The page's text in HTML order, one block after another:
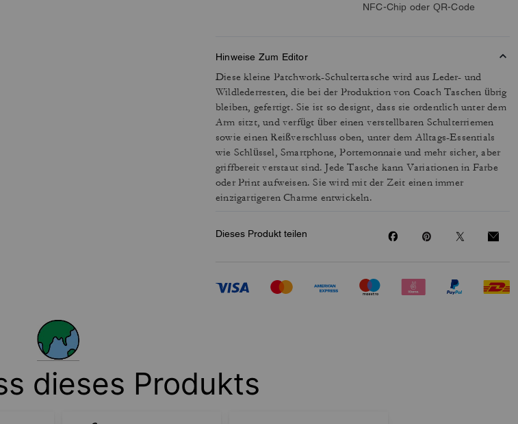
NFC-Chip oder QR-Code
Hinweise Zum Editor
Diese kleine Patchwork-Schultertasche wird aus Leder- und
Wildlederresten, die bei der Produktion von Coach Taschen übrig
bleiben, gefertigt. Sie ist so designt, dass sie ordentlich unter dem
Arm sitzt, und verfügt über einen verstellbaren Schulterriemen
sowie einen Reißverschluss oben, unter dem Alltags-Essentials
wie Schlüssel, Smartphone, Portemonnaie und mehr sicher, aber
griffbereit verstaut sind. Jede Tasche kann Variationen in Farbe
oder Print aufweisen. Sie wird mit der Zeit einen immer
einzigartigeren Charme entwickeln.
Dieses Produkt teilen
dieses Produkts